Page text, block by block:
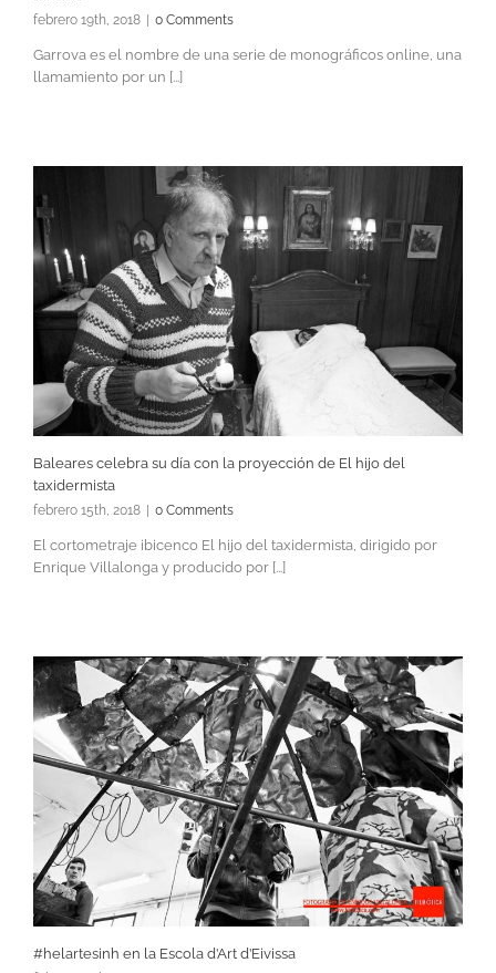
febrero 19th, 2018 | 0 Comments
Garrova es el nombre de una serie de monográficos online, una
llamamiento por un [...]
Baleares celebra su día con la proyección de El hijo del
taxidermista
febrero 15th, 2018 0 Comments
El cortometraje ibicenco El hijo del taxidermista, dirigido por
Enrique Villalonga y producido por [...]
#helartesinh en la Escola d’Art d’Eivissa